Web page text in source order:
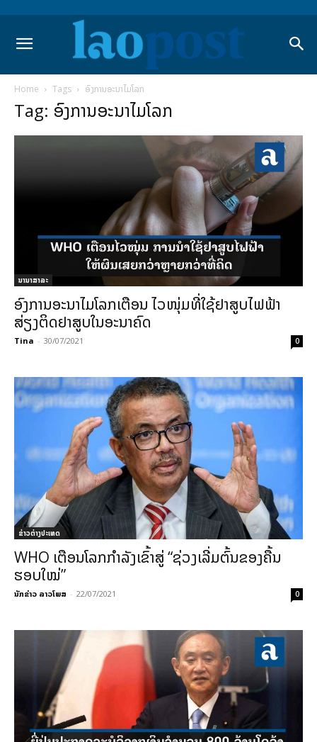
Home Tags ອົງການອະນາໄມໂລກ
Tag: ອົງການອະນາໄມໂລກ
ນານາສາລະ
ອົງການອະນາໄມໂລກເຕືອນ ໄວໜຸ່ມທີ່ໃຊ້ຢາສູບໄຟຟ້າ
ສ່ຽງຕິດຢາສູບໃນອະນາຄົດ
Tina - 30/07/2021 0
ຂ່າວຕ່າງປະເທດ
WHO ເຕືອນໂລກກຳລັງເຂົ້າສູ່ “ຊ່ວງເລີ່ມຕົ້ນຂອງຄື້ນ
ຮອບໃໝ່”
ນັກຂ່າວ ລາວໂພສ - 22/07/2021 0